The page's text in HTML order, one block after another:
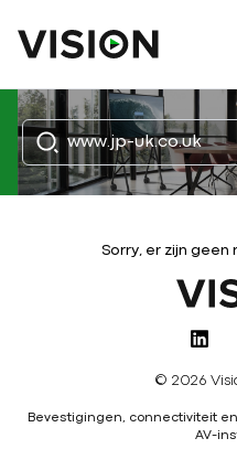
Sorry, er zijn
© 2026
Bevestigingen, connectiviteit
AV-